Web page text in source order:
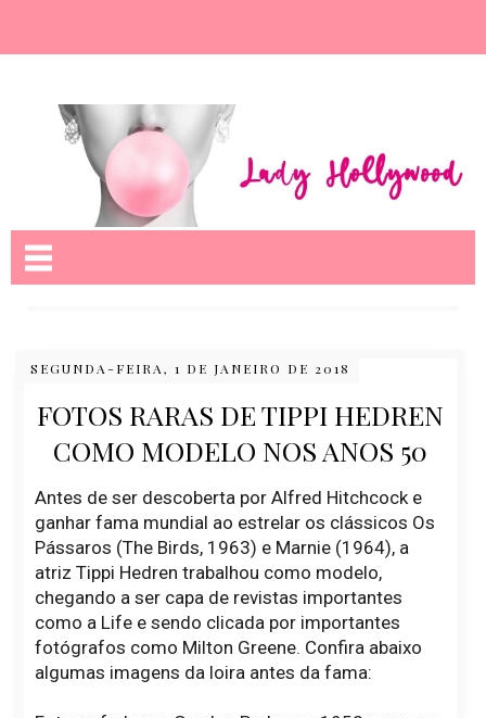
SEGUNDA-FEIRA, 1 DE JANEIRO DE 2018
FOTOS RARAS DE TIPPI HEDREN
COMO MODELO NOS ANOS 50
Antes de ser descoberta por Alfred Hitchcock e
ganhar fama mundial ao estrelar os clássicos Os
Pássaros (The Birds, 1963) e Marnie (1964), a
atriz Tippi Hedren trabalhou como modelo,
chegando a ser capa de revistas importantes
como a Life e sendo clicada por importantes
fotógrafos como Milton Greene. Confira abaixo
algumas imagens da loira antes da fama: